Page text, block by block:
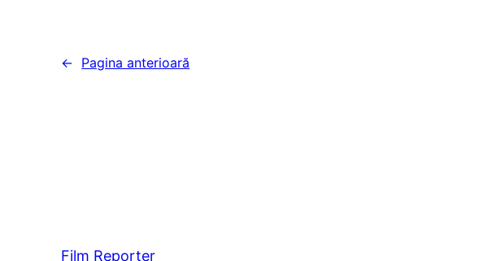
← Pagina anterioară
Film Reporter